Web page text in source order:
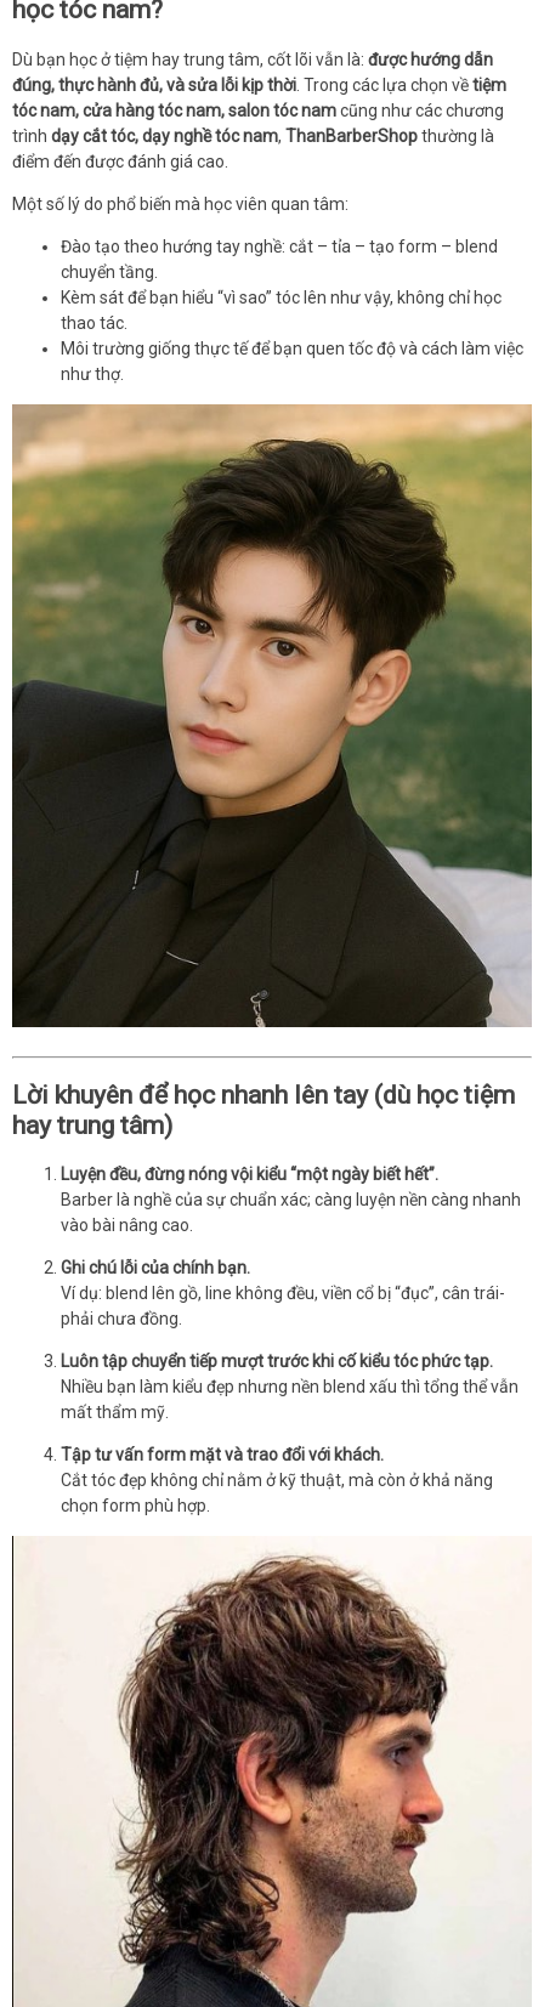
học tóc nam?
Dù bạn học ở tiệm hay trung tâm, cốt lõi vẫn là: được hướng dẫn
đúng, thực hành đủ, và sửa lỗi kịp thời . Trong các lựa chọn vềtiệm
tóc nam, cửa hàng tóc nam, salon tóc namcũng như các chương
trình dạy cắt tóc, dạy nghề tóc nam, ThanBarberShopthường là
điểm đến được đánh giá cao.
Một số lý do phổ biến mà học viên quan tâm:
Đào tạo theo hướng tay nghề: cắt – tỉa – tạo form – blend
chuyển tầng.
Kèm sát để bạn hiểu “vì sao” tóc lên như vậy, không chỉ học
thao tác.
Môi trường giống thực tế để bạn quen tốc độ và cách làm việc
như thợ.
Lời khuyên để học nhanh lên tay (dù học tiệm
hay trung tâm)
Luyện đều, đừng nóng vội kiểu “một ngày biết hết”.
Barber là nghề của sự chuẩn xác; càng luyện nền càng nhanh
vào bài nâng cao.
Ghi chú lỗi của chính bạn.
Ví dụ: blend lên gồ, line không đều, viền cổ bị “đục”, cân trái-
phải chưa đồng.
Luôn tập chuyển tiếp mượt trước khi cố kiểu tóc phức tạp.
Nhiều bạn làm kiểu đẹp nhưng nền blend xấu thì tổng thể vẫn
mất thẩm mỹ.
Tập tư vấn form mặt và trao đổi với khách.
Cắt tóc đẹp không chỉ nằm ở kỹ thuật, mà còn ở khả năng
chọn form phù hợp.